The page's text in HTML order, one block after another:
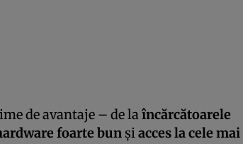
de avantaje – de laîncărcătoarele
foarte bunșiacces la cele mai